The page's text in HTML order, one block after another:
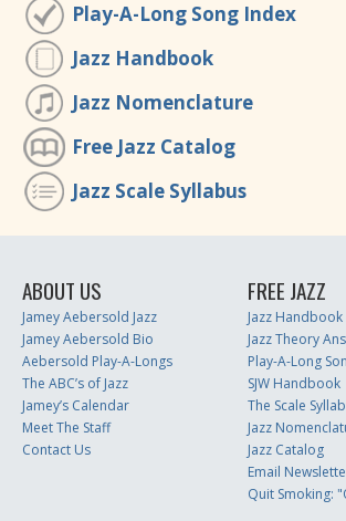
Play-A-Long Song Index
Jazz Handbook
Jazz Nomenclature
Free Jazz Catalog
Jazz Scale Syllabus
ABOUT US
Jamey Aebersold Jazz
Jamey Aebersold Bio
Aebersold Play-A-Longs
The ABC’s of Jazz
Jamey’s Calendar
Meet The Staff
Contact Us
FREE JAZZ
Jazz Handbook
Jazz Theory
Play-A-Long
SJW Handbook
The Scale
Jazz
Jazz Catalog
Email
Quit Smoking: